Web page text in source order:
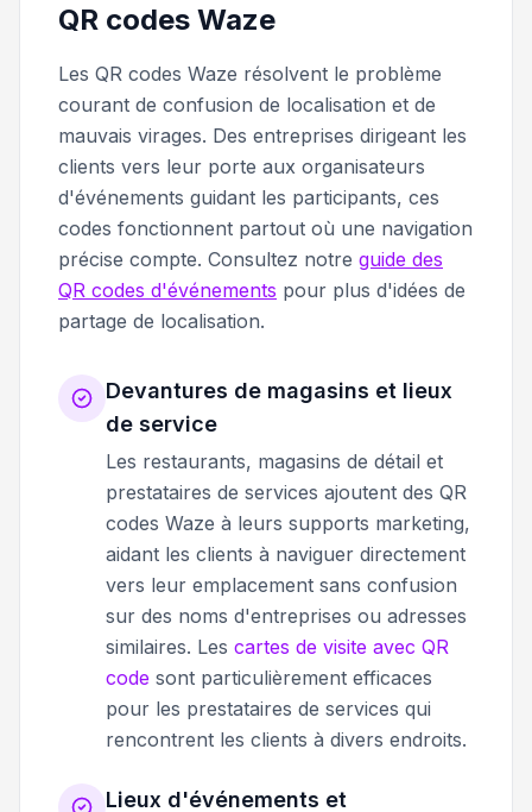
QR codes Waze
Les QR codes Waze résolvent le problème
courant de confusion de localisation et de
mauvais virages. Des entreprises dirigeant les
clients vers leur porte aux organisateurs
d'événements guidant les participants, ces
codes fonctionnent partout où une navigation
précise compte. Consultez notre guide des
QR codes d'événements pour plus d'idées de
partage de localisation.
Devantures de magasins et lieux
de service
Les restaurants, magasins de détail et
prestataires de services ajoutent des QR
codes Waze à leurs supports marketing,
aidant les clients à naviguer directement
vers leur emplacement sans confusion
sur des noms d'entreprises ou adresses
similaires. Les cartes de visite avec QR
code sont particulièrement efficaces
pour les prestataires de services qui
rencontrent les clients à divers endroits.
Lieux d'événements et